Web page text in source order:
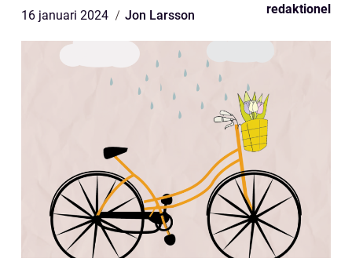
16 januari 2024 Jon Larsson redaktionel